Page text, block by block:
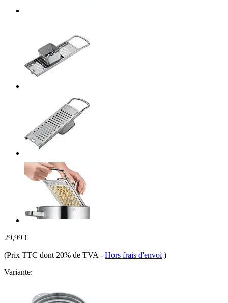
29,99 €
(Prix TTC dont 20% de TVA - Hors frais d'envoi )
Variante: